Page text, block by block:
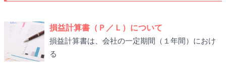
損益計算書（Ｐ／Ｌ）について
損益計算書は、会社の一定期間（１年間）におけ
る